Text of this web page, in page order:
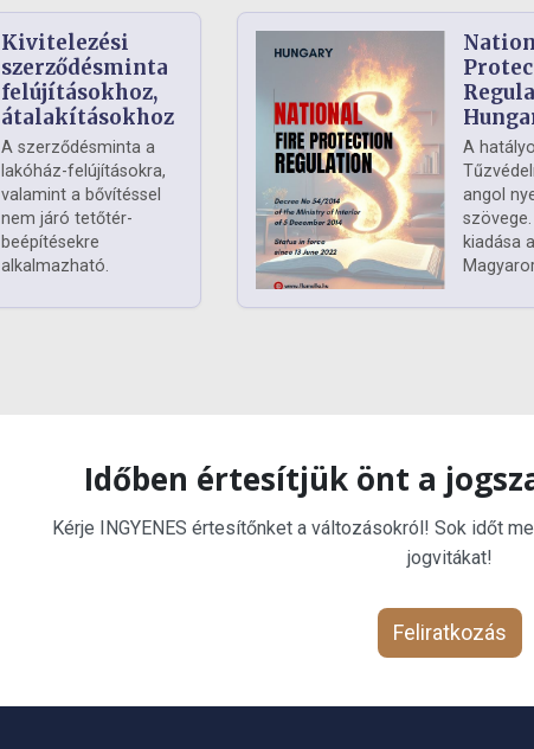
Kivitelezési
szerződésminta
felújításokhoz,
átalakításokhoz
A szerződésminta a
lakóház-felújításokra,
valamint a bővítéssel
nem járó tetőtér-
beépítésekre
alkalmazható.
A
angol
kiadása a
Időben értesítjük önt a
Kérje INGYENES értesítőnket a változásokról! Sok időt
jogvitákat!
Feliratkozás